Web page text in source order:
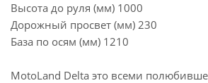
Высота до руля (мм) 1000
Дорожный просвет (мм) 230
База по осям (мм) 1210
MotoLand Delta это всеми